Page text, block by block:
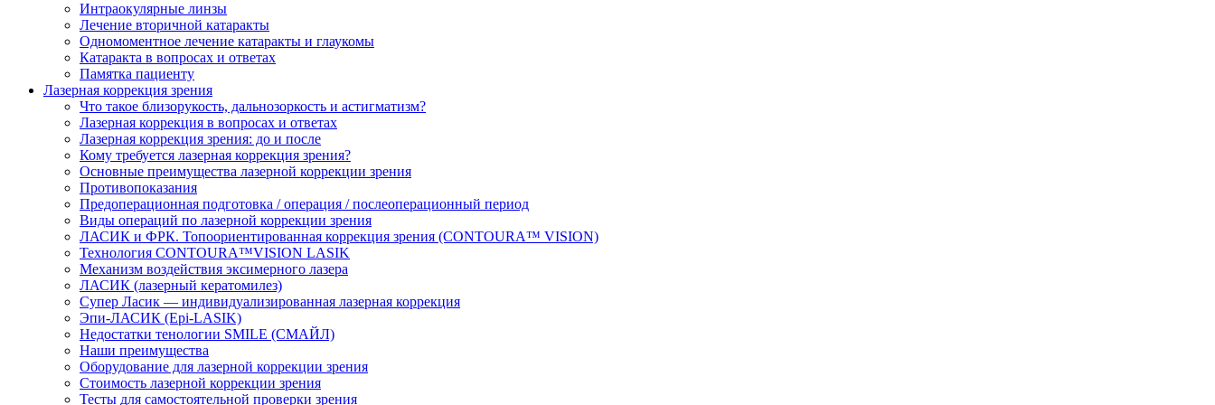
Интраокулярные линзы
Лечение вторичной катаракты
Одномоментное лечение катаракты и глаукомы
Катаракта в вопросах и ответах
Памятка пациенту
Лазерная коррекция зрения
Что такое близорукость, дальнозоркость и астигматизм?
Лазерная коррекция в вопросах и ответах
Лазерная коррекция зрения: до и после
Кому требуется лазерная коррекция зрения?
Основные преимущества лазерной коррекции зрения
Противопоказания
Предоперационная подготовка / операция / послеоперационный период
Виды операций по лазерной коррекции зрения
ЛАСИК и ФРК. Топоориентированная коррекция зрения (CONTOURA™ VISION)
Технология CONTOURA™VISION LASIK
Механизм воздействия эксимерного лазера
ЛАСИК (лазерный кератомилез)
Супер Ласик — индивидуализированная лазерная коррекция
Эпи-ЛАСИК (Epi-LASIK)
Недостатки тенологии SMILE (СМАЙЛ)
Наши преимущества
Оборудование для лазерной коррекции зрения
Стоимость лазерной коррекции зрения
Тесты для самостоятельной проверки зрения